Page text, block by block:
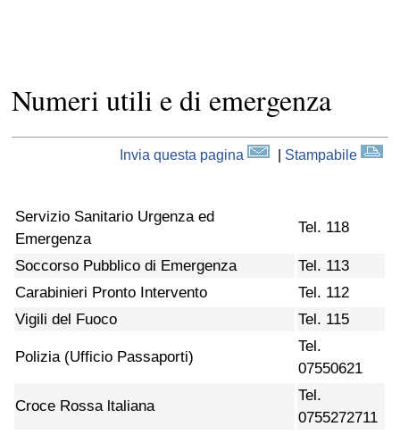
Numeri utili e di emergenza
Invia questa pagina Stampabile
Servizio Sanitario Urgenza ed
Emergenza
Tel. 118
Soccorso Pubblico di Emergenza
Tel. 113
Carabinieri Pronto Intervento
Tel. 112
Vigili del Fuoco
Tel. 115
Polizia (Ufficio Passaporti)
Tel.
07550621
Croce Rossa ltaliana
Tel.
0755272711